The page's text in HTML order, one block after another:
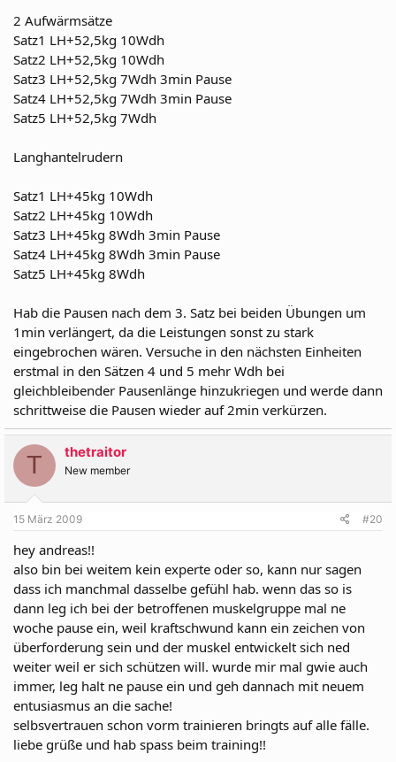
2 Aufwärmsätze
Satz1 LH+52,5kg 10Wdh
Satz2 LH+52,5kg 10Wdh
Satz3 LH+52,5kg 7Wdh 3min Pause
Satz4 LH+52,5kg 7Wdh 3min Pause
Satz5 LH+52,5kg 7Wdh
Langhantelrudern
Satz1 LH+45kg 10Wdh
Satz2 LH+45kg 10Wdh
Satz3 LH+45kg 8Wdh 3min Pause
Satz4 LH+45kg 8Wdh 3min Pause
Satz5 LH+45kg 8Wdh
Hab die Pausen nach dem 3. Satz bei beiden Übungen um
1min verlängert, da die Leistungen sonst zu stark
eingebrochen wären. Versuche in den nächsten Einheiten
erstmal in den Sätzen 4 und 5 mehr Wdh bei
gleichbleibender Pausenlänge hinzukriegen und werde dann
schrittweise die Pausen wieder auf 2min verkürzen.
T thetraitor
New member
15 März 2009 #20
hey andreas!!
also bin bei weitem kein experte oder so, kann nur sagen
dass ich manchmal dasselbe gefühl hab. wenn das so is
dann leg ich bei der betroffenen muskelgruppe mal ne
woche pause ein, weil kraftschwund kann ein zeichen von
überforderung sein und der muskel entwickelt sich ned
weiter weil er sich schützen will. wurde mir mal gwie auch
immer, leg halt ne pause ein und geh dannach mit neuem
entusiasmus an die sache!
selbsvertrauen schon vorm trainieren bringts auf alle fälle.
liebe grüße und hab spass beim training!!